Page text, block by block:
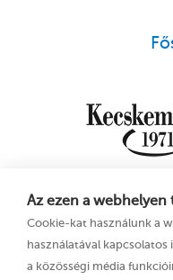
Az ezen a
Cookie-kat használunk a
használatával kapcsolatos
a közösségi média